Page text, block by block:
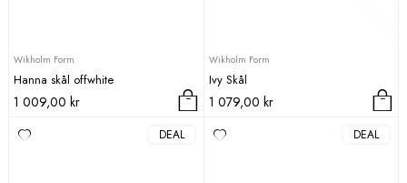
Wikholm Form
Hanna skål offwhite
1 009,00 kr
Wikholm Form
Ivy Skål
1 079,00 kr
DEAL DEAL